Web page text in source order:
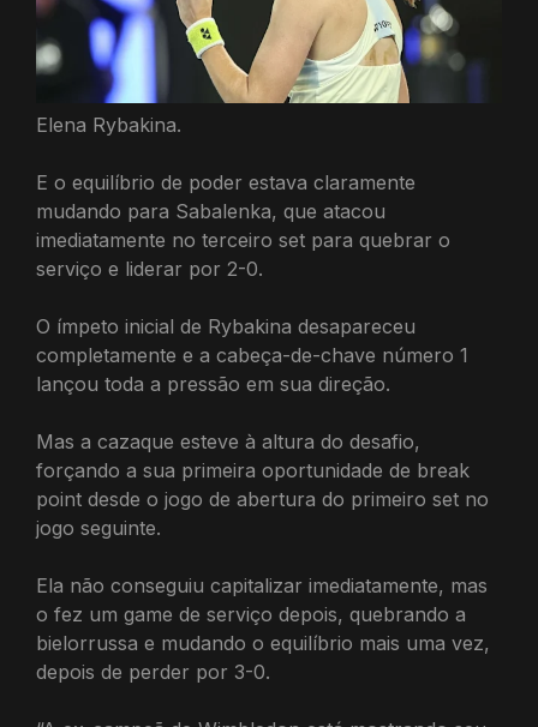
Elena Rybakina.
E o equilíbrio de poder estava claramente
mudando para Sabalenka, que atacou
imediatamente no terceiro set para quebrar o
serviço e liderar por 2-0.
O ímpeto inicial de Rybakina desapareceu
completamente e a cabeça-de-chave número 1
lançou toda a pressão em sua direção.
Mas a cazaque esteve à altura do desafio,
forçando a sua primeira oportunidade de break
point desde o jogo de abertura do primeiro set no
jogo seguinte.
Ela não conseguiu capitalizar imediatamente, mas
o fez um game de serviço depois, quebrando a
bielorrussa e mudando o equilíbrio mais uma vez,
depois de perder por 3-0.